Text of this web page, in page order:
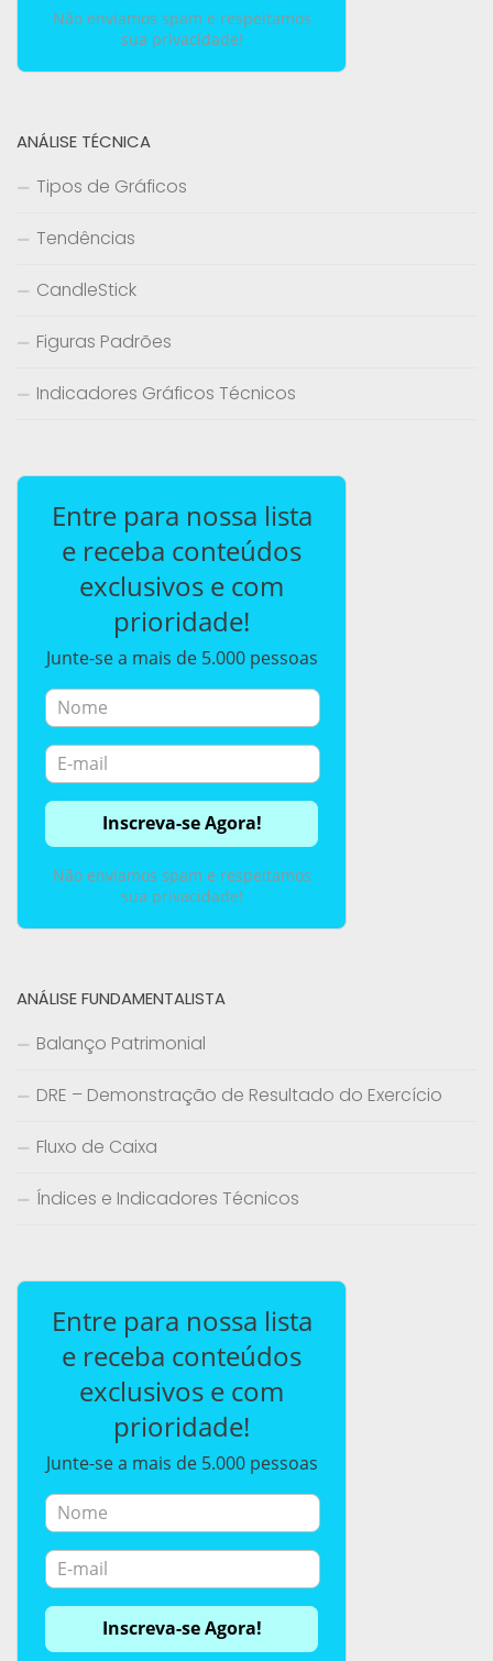
Não enviamos spam e respeitamos
sua privacidade!
ANÁLISE TÉCNICA
Tipos de Gráficos
Tendências
CandleStick
Figuras Padrões
Indicadores Gráficos Técnicos
Entre para nossa lista
e receba conteúdos
exclusivos e com
prioridade!
Junte-se a mais de 5.000 pessoas
Não enviamos spam e respeitamos
sua privacidade!
ANÁLISE FUNDAMENTALISTA
Balanço Patrimonial
DRE – Demonstração de Resultado do Exercício
Fluxo de Caixa
Índices e Indicadores Técnicos
Entre para nossa lista
e receba conteúdos
exclusivos e com
prioridade!
Junte-se a mais de 5.000 pessoas